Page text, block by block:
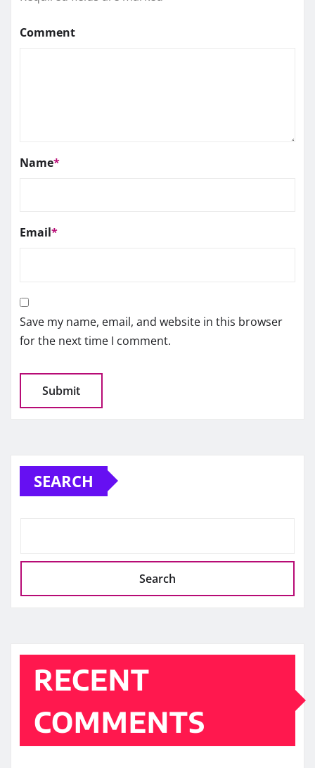
Comment
Name*
Email*
Save my name, email, and website in this browser
for the next time I comment.
SEARCH
Search
RECENT
COMMENTS